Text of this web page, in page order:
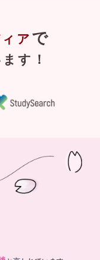
ア で
す！